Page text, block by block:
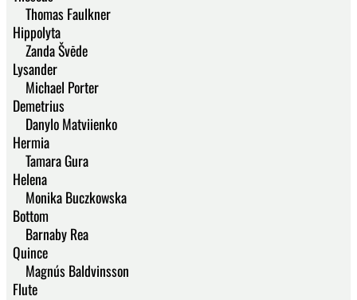
Thomas Faulkner
Hippolyta
Zanda Švēde
Lysander
Michael Porter
Demetrius
Danylo Matviienko
Hermia
Tamara Gura
Helena
Monika Buczkowska
Bottom
Barnaby Rea
Quince
Magnús Baldvinsson
Flute